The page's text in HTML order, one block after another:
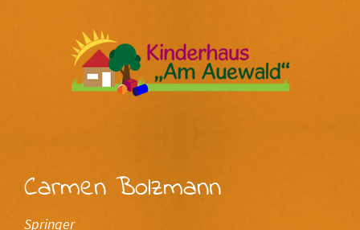
Carmen Bolzmann
Springer